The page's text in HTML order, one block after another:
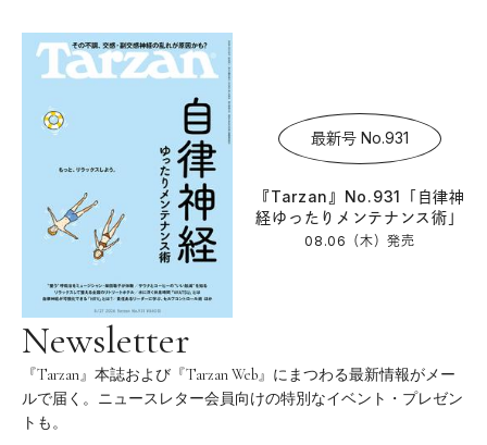
最新号 No.931
『Tarzan』No.931「自律神
経ゆったりメンテナンス術」
08.06（木）発売
Newsletter
『Tarzan』本誌および『Tarzan Web』にまつわる最新情報がメー
ルで届く。ニュースレター会員向けの特別なイベント・プレゼン
トも。